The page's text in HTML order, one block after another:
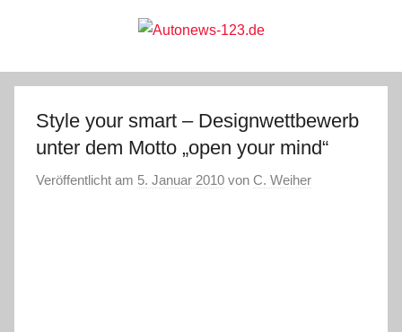
Autonews-
123.de
Style your smart – Designwettbewerb
unter dem Motto „open your mind“
Veröffentlicht am 5. Januar 2010 von C. Weiher